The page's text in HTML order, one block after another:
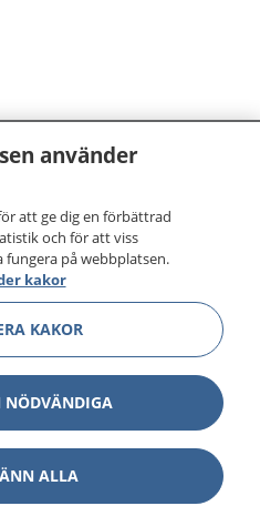
hälsa och vård
och information om
du kan kontakta.
och göra dina
1177 för
runt.
må bättre.
använder
att ge dig en förbättrad
och för att viss
på webbplatsen.
kakor
KAKOR
NÖDVÄNDIGA
ALLA